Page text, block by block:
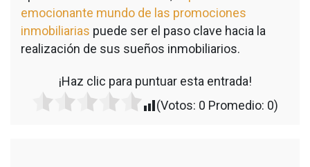
emocionante mundo de las promociones
inmobiliarias puede ser el paso clave hacia la
realización de sus sueños inmobiliarios.
¡Haz clic para puntuar esta entrada!
(Votos: 0 Promedio: 0)